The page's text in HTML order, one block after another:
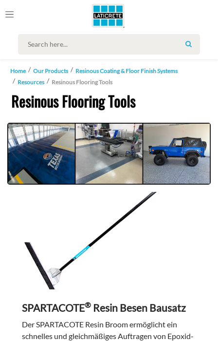
SEARCH
Home Our Products
Resinous Coating & Floor Finish Systems
Resources
Resinous Flooring Tools
Resinous Flooring Tools
SPARTACOTE®Resin Besen Bausatz
Der SPARTACOTE Resin Broom ermöglicht ein
schnelles und gleichmäßiges Auftragen von Epoxid-